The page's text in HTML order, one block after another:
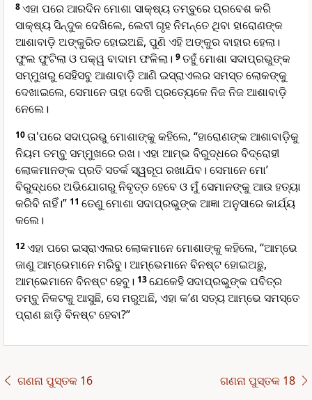
8ଏହା ପରେ ଆରଦିନ ମୋଶା ସାକ୍ଷ୍ୟ ତମ୍ବୁରେ ପ୍ରବେଶ କରି
ସାକ୍ଷ୍ୟ ସିନ୍ଦୁକ ଦେଖିଲେ, ଲେବୀ ଗୃହ ନିମନ୍ତେ ଥିବା ହାରୋଣଙ୍କ
ଆଶାବାଡ଼ି ଅଙ୍କୁରିତ ହୋଇଅଛି, ପୁଣି ଏହି ଅଙ୍କୁର ବାହାର ହେଲା।
ଫୁଲ ଫୁଟିଲା ଓ ପକ୍ୱ ବାଦାମ ଫଳିଲା। 9ତହୁଁ ମୋଶା ସଦାପ୍ରଭୁଙ୍କ
ସମ୍ମୁଖରୁ ସେହିସବୁ ଆଶାବାଡ଼ି ଆଣି ଇସ୍ରାଏଲର ସମସ୍ତ ଲୋକଙ୍କୁ
ଦେଖାଇଲେ, ସେମାନେ ତାହା ଦେଖି ପ୍ରତ୍ୟେକେ ନିଜ ନିଜ ଆଶାବାଡ଼ି
ନେଲେ।
10ତା'ପରେ ସଦାପ୍ରଭୁ ମୋଶାଙ୍କୁ କହିଲେ, “ହାରୋଣଙ୍କ ଆଶାବାଡ଼ିକୁ
ନିୟମ ତମ୍ବୁ ସମ୍ମୁଖରେ ରଖ। ଏହା ଆମ୍ଭ ବିରୁଦ୍ଧରେ ବିଦ୍ରୋହୀ
ଲୋକମାନଙ୍କ ପ୍ରତି ସତର୍କ ସ୍ୱରୂପ ରଖାଯିବ। ସେମାନେ ମୋ’
ବିରୁଦ୍ଧରେ ଅଭିଯୋଗରୁ ନିବୃତ୍ତ ହେବେ ଓ ମୁଁ ସେମାନଙ୍କୁ ଆଉ ହତ୍ୟା
କରିବି ନାହିଁ।” 11 ତେଣୁ ମୋଶା ସଦାପ୍ରଭୁଙ୍କ ଆଜ୍ଞା ଅନୁସାରେ କାର୍ଯ୍ୟ
କଲେ।
12ଏହା ପରେ ଇସ୍ରାଏଲର ଲୋକମାନେ ମୋଶାଙ୍କୁ କହିଲେ, “ଆମ୍ଭେ
ଜାଣୁ ଆମ୍ଭେମାନେ ମରିବୁ। ଆମ୍ଭେମାନେ ବିନଷ୍ଟ ହୋଇଅଛୁ,
ଆମ୍ଭେମାନେ ବିନଷ୍ଟ ହେବୁ। 13ଯେକେହି ସଦାପ୍ରଭୁଙ୍କ ପବିତ୍ର
ତମ୍ବୁ ନିକଟକୁ ଆସୁଛି, ସେ ମରୁଅଛି, ଏହା କ’ଣ ସତ୍ୟ ଆମ୍ଭେ ସମସ୍ତେ
ପ୍ରାଣ ଛାଡ଼ି ବିନଷ୍ଟ ହେବା?”
ଗଣନା ପୁସ୍ତକ 16 ଗଣନା ପୁସ୍ତକ 18